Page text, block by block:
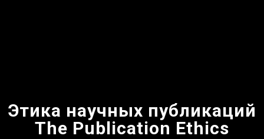
Этика научных публикаций
The Publication Ethics